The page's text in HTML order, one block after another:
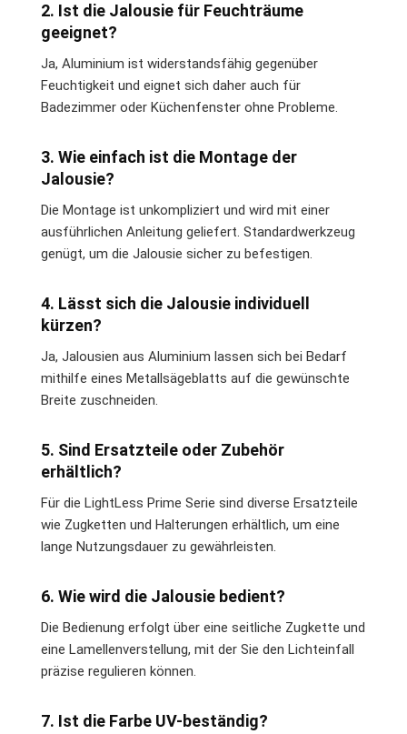
2. Ist die Jalousie für Feuchträume
geeignet?
Ja, Aluminium ist widerstandsfähig gegenüber
Feuchtigkeit und eignet sich daher auch für
Badezimmer oder Küchenfenster ohne Probleme.
3. Wie einfach ist die Montage der
Jalousie?
Die Montage ist unkompliziert und wird mit einer
ausführlichen Anleitung geliefert. Standardwerkzeug
genügt, um die Jalousie sicher zu befestigen.
4. Lässt sich die Jalousie individuell
kürzen?
Ja, Jalousien aus Aluminium lassen sich bei Bedarf
mithilfe eines Metallsägeblatts auf die gewünschte
Breite zuschneiden.
5. Sind Ersatzteile oder Zubehör
erhältlich?
Für die LightLess Prime Serie sind diverse Ersatzteile
wie Zugketten und Halterungen erhältlich, um eine
lange Nutzungsdauer zu gewährleisten.
6. Wie wird die Jalousie bedient?
Die Bedienung erfolgt über eine seitliche Zugkette und
eine Lamellenverstellung, mit der Sie den Lichteinfall
präzise regulieren können.
7. Ist die Farbe UV-beständig?